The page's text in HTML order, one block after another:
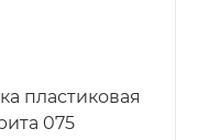
пластиковая
075